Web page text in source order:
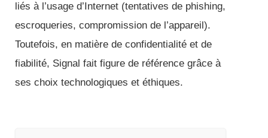
liés à l’usage d’Internet (tentatives de phishing,
escroqueries, compromission de l’appareil).
Toutefois, en matière de confidentialité et de
fiabilité, Signal fait figure de référence grâce à
ses choix technologiques et éthiques.